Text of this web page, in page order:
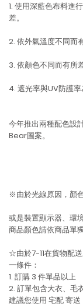
1. 使用深藍色布料進
差。
2. 依外氣溫度不同而
3. 依顏色不同而有所
4. 遮光率與UV防護率
今年推出兩種配色設
Bear圖案。
※由於光線原因，顏
或是裝置顯示器、環
商品顏色請依商品單
☆由於7-11在貨物配
一條件：
1. 訂購 3 件單品以上
2. 訂單包含大衣、毛
建議您使用 宅配寄送